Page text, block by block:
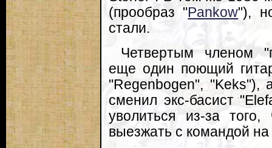
(прообраз "Pankow"),
стали.
Четвертым членом
еще один поющий
"Regenbogen", "Keks"),
сменил экс-басист
уволиться из-за
выезжать с командой